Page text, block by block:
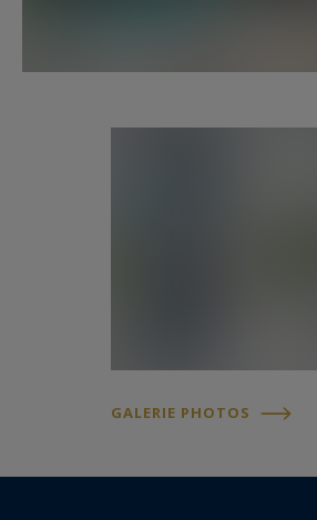
GALERIE PHOTOS